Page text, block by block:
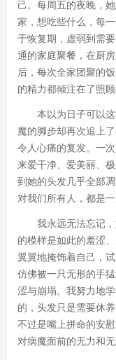
己。每周五的夜晚，
家，想吃些什么，每
于恢复期，虚弱到需
通的家庭聚餐，在厨
后，每次全家团聚的
的精力都倾注在了照顾
本以为日子可以
魔的脚步却再次追上
令人心痛的复发。一
来爱干净、爱美丽、
到她的头发几乎全部
对我们所有人，都是
我永远无法忘记
的模样是如此的羞涩
翼翼地掩饰着自己，
仿佛被一只无形的手
涩与崩塌。我努力地
的，头发只是需要休
不过是嘴上拼命的安
对病魔面前的无力和无